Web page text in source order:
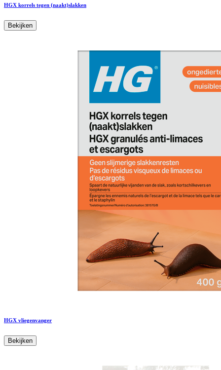
HGX korrels tegen (naakt)slakken
Bekijken
HGX vliegenvanger
Bekijken